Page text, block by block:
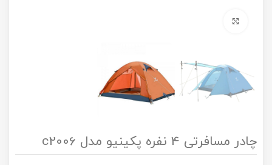
چادر مسافرتی 4 نفره پکینیو مدل c2006